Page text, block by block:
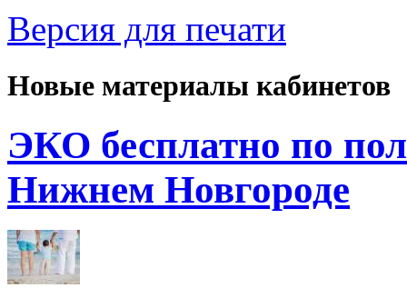
Версия для печати
Новые материалы кабинетов
ЭКО бесплатно по
Нижнем Новгороде